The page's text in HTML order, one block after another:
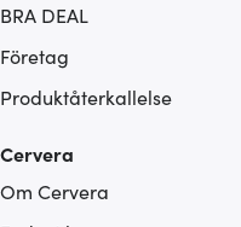
BRA DEAL
Företag
Produktåterkallelse
Cervera
Om Cervera